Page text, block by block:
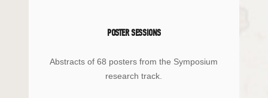
POSTER SESSIONS
Abstracts of 68 posters from the Symposium
research track.